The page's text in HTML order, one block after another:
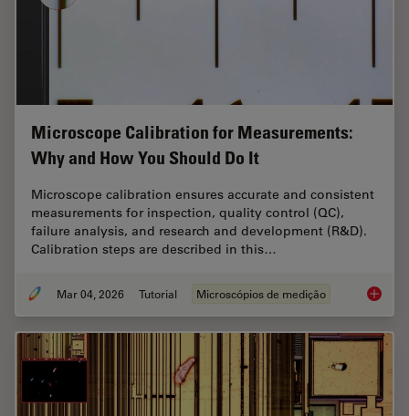
Microscope Calibration for Measurements:
Why and How You Should Do It
Microscope calibration ensures accurate and consistent
measurements for inspection, quality control (QC),
failure analysis, and research and development (R&D).
Calibration steps are described in this…
Mar 04, 2026 Tutorial Microscópios de medição